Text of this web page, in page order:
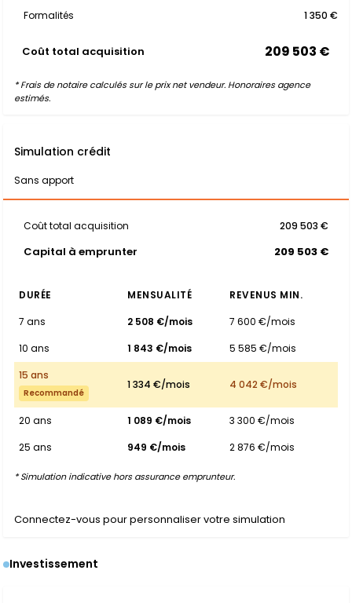
Formalités
1 350 €
Coût total acquisition 209 503 €
* Frais de notaire calculés sur le prix net vendeur. Honoraires agence
estimés.
Simulation crédit
Sans apport
Coût total acquisition 209 503 €
Capital à emprunter 209 503 €
DURÉE MENSUALITÉ
REVENUS MIN.
7 ans
2 508 €/mois
7 600 €/mois
10 ans
1 843 €/mois
5 585 €/mois
15 ans
Recommandé
1 334 €/mois 4 042 €/mois
20 ans 1 089 €/mois
3 300 €/mois
25 ans
949 €/mois 2 876 €/mois
* Simulation indicative hors assurance emprunteur.
Connectez-vous pour personnaliser votre simulation
Investissement